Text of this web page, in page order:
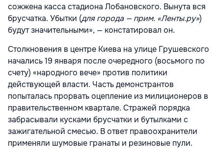
сожжена касса стадиона Лобановского. Вынута вся
брусчатка. Убытки (для города — прим. «Ленты.ру»)
будут значительными», — констатировал он.
Столкновения в центре Киева на улице Грушевского
начались 19 января после очередного (восьмого по
счету) «народного вече» против политики
действующей власти. Часть демонстрантов
попыталась прорвать оцепление из милиционеров в
правительственном квартале. Стражей порядка
забрасывали кусками брусчатки и бутылками с
зажигательной смесью. В ответ правоохранители
применяли шумовые гранаты и резиновые пули.